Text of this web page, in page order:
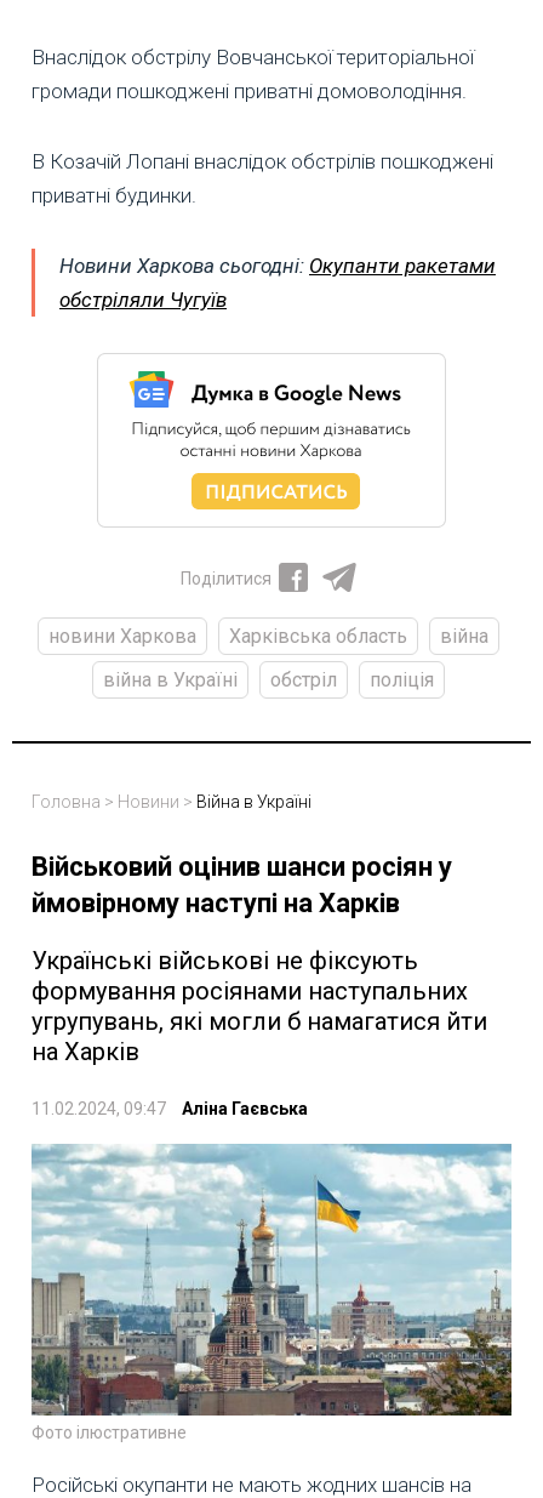
Внаслідок обстрілу Вовчанської територіальної
громади пошкоджені приватні домоволодіння.
В Козачій Лопані внаслідок обстрілів пошкоджені
приватні будинки.
Новини Харкова сьогодні: Окупанти ракетами
обстріляли Чугуїв
Поділитися
новини Харкова Харківська область
війна
війна в Україні
обстріл поліція
Головна > Новини > Війна в Україні
Військовий оцінив шанси росіян у
ймовірному наступі на Харків
Українські військові не фіксують
формування росіянами наступальних
угрупувань, які могли б намагатися йти
на Харків
11.02.2024, 09:47 Аліна Гаєвська
Фото ілюстративне
Російські окупанти не мають жодних шансів на